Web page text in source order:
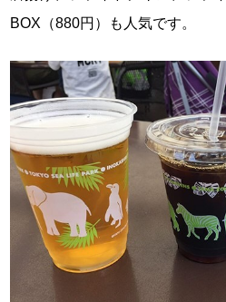
BOX（880円）も人気です。